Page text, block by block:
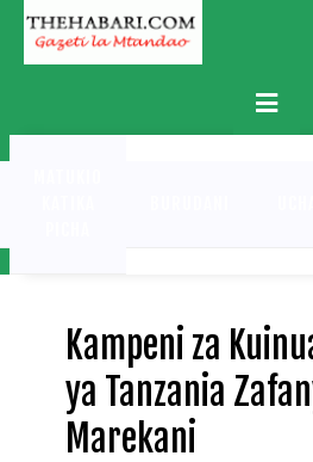
Skip
content
Menu
Kampeni za
ya Tanzania
Marekani